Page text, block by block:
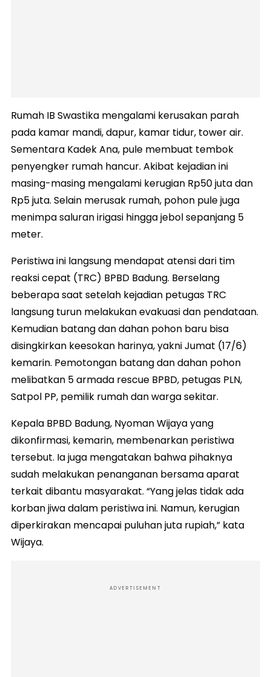
Rumah IB Swastika mengalami kerusakan parah
pada kamar mandi, dapur, kamar tidur, tower air.
Sementara Kadek Ana, pule membuat tembok
penyengker rumah hancur. Akibat kejadian ini
masing-masing mengalami kerugian Rp50 juta dan
Rp5 juta. Selain merusak rumah, pohon pule juga
menimpa saluran irigasi hingga jebol sepanjang 5
meter.
Peristiwa ini langsung mendapat atensi dari tim
reaksi cepat (TRC) BPBD Badung. Berselang
beberapa saat setelah kejadian petugas TRC
langsung turun melakukan evakuasi dan pendataan.
Kemudian batang dan dahan pohon baru bisa
disingkirkan keesokan harinya, yakni Jumat (17/6)
kemarin. Pemotongan batang dan dahan pohon
melibatkan 5 armada rescue BPBD, petugas PLN,
Satpol PP, pemilik rumah dan warga sekitar.
Kepala BPBD Badung, Nyoman Wijaya yang
dikonfirmasi, kemarin, membenarkan peristiwa
tersebut. Ia juga mengatakan bahwa pihaknya
sudah melakukan penanganan bersama aparat
terkait dibantu masyarakat. “Yang jelas tidak ada
korban jiwa dalam peristiwa ini. Namun, kerugian
diperkirakan mencapai puluhan juta rupiah,” kata
Wijaya.
ADVERTISEMENT